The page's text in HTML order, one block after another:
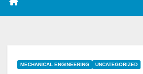
MECHANICAL ENGINEERING UNCATEGORIZED